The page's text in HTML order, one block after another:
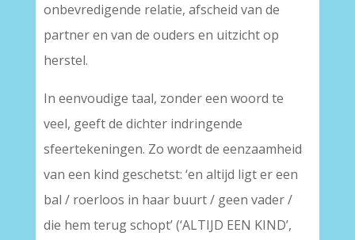
onbevredigende relatie, afscheid van de
partner en van de ouders en uitzicht op
herstel.
In eenvoudige taal, zonder een woord te
veel, geeft de dichter indringende
sfeertekeningen. Zo wordt de eenzaamheid
van een kind geschetst: ‘en altijd ligt er een
bal / roerloos in haar buurt / geen vader /
die hem terug schopt’ (‘ALTIJD EEN KIND’,